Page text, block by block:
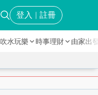
登入 ｜ 註冊
吹水玩樂 時事理財 由家出